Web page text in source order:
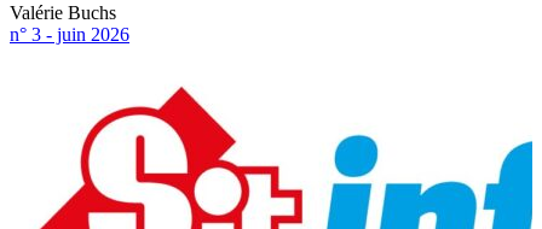
Valérie Buchs
n° 3 - juin 2026